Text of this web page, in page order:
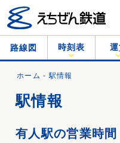
路線図 時刻表
ホーム - 駅情報
駅情報
有人駅の営業時間